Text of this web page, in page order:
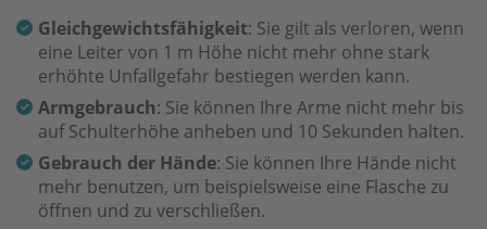
Gleichgewichtsfähigkeit: Sie gilt als verloren, wenn
eine Leiter von 1 m Höhe nicht mehr ohne stark
erhöhte Unfallgefahr bestiegen werden kann.
Armgebrauch: Sie können Ihre Arme nicht mehr bis
auf Schulterhöhe anheben und 10 Sekunden halten.
Gebrauch der Hände: Sie können Ihre Hände nicht
mehr benutzen, um beispielsweise eine Flasche zu
öffnen und zu verschließen.